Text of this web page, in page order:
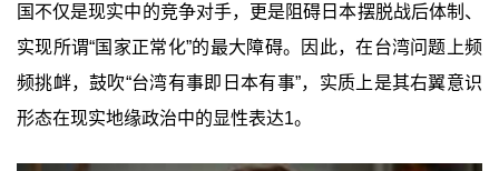
国不仅是现实中的竞争对手，更是阻碍日本摆脱战后体制、
实现所谓“国家正常化”的最大障碍。因此，在台湾问题上频
频挑衅，鼓吹“台湾有事即日本有事”，实质上是其右翼意识
形态在现实地缘政治中的显性表达1。